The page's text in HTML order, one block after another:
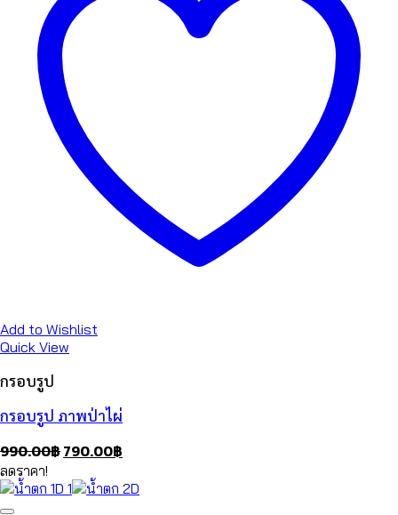
Add to Wishlist
Quick View
กรอบรูป
กรอบรูป ภาพป่าไผ่
990.00฿Original
was:
790.00฿
is:
ลดราคา!